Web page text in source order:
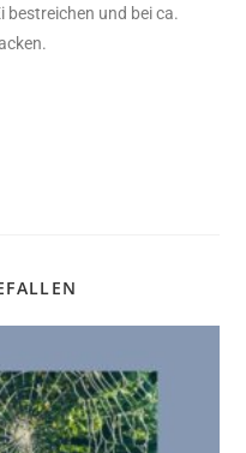
bestreichen und bei ca.